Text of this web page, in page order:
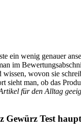
ein wenig genauer
im
wovon sie
sieht man, ob das
für den Alltag
Gewürz Test